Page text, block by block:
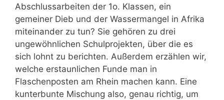
Abschlussarbeiten der 1o. Klassen, ein
gemeiner Dieb und der Wassermangel in Afrika
miteinander zu tun? Sie gehören zu drei
ungewöhnlichen Schulprojekten, über die es
sich lohnt zu berichten. Außerdem erzählen wir,
welche erstaunlichen Funde man in
Flaschenposten am Rhein machen kann. Eine
kunterbunte Mischung also, genau richtig, um